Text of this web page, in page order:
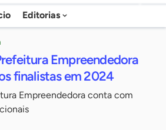
Agência
Sebrae
Notícias
Editorias
chave
Empreendedora
finalistas em 2024
Empreendedora conta com